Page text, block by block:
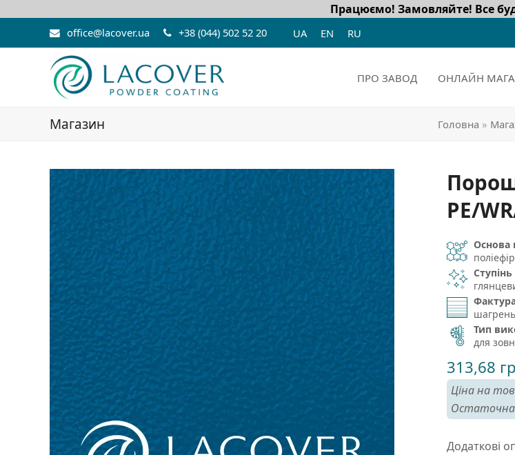
Працюємо! Замовляйте! Все
office@lacover.ua +38 (044) 502 52 20 UA EN RU
ПРО ЗАВОД ОНЛАЙН
Магазин Головна »
PE/
Основа
шагрень
Тип
для
313,68
Ціна на
Остаточна
Додаткові